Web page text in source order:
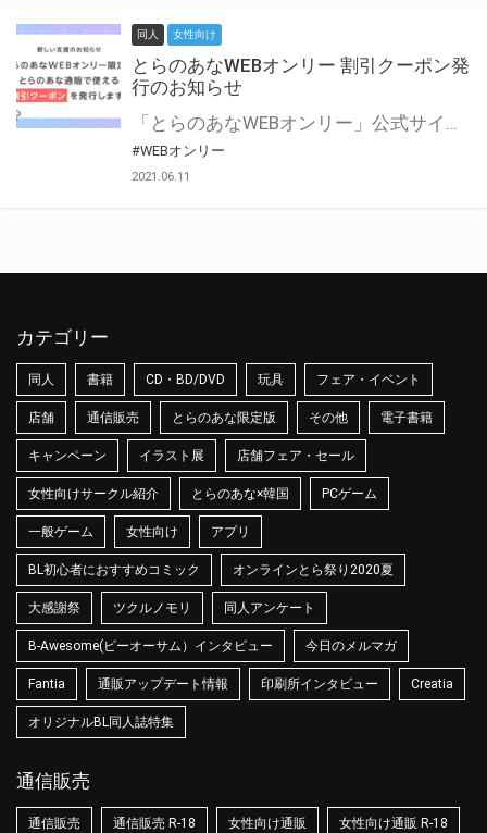
同人 女性向け
とらのあなWEBオンリー 割引クーポン発
行のお知らせ
「とらのあなWEBオンリー」公式サイトでとらのあな通販の「割引クーポン」を配布中！ イベントごとに開催当日限定で使える割引クーポンのシリアルコードを発行します。 とらのあなWEBオンリーのページをチェックして、イベント当日にお得にお買い物を楽しみましょう♪ ※本キャンペーンは予告なく終了する場合がございます。 とらのあなWEBオンリーサイトはこちら
#WEBオンリー
2021.06.11
カテゴリー
同人 書籍 CD・BD/DVD 玩具 フェア・イベント
店舗 通信販売 とらのあな限定版 その他 電子書籍
キャンペーン イラスト展 店舗フェア・セール
女性向けサークル紹介 とらのあな×韓国 PCゲーム
一般ゲーム 女性向け アプリ
BL初心者におすすめコミック オンラインとら祭り2020夏
大感謝祭 ツクルノモリ 同人アンケート
B-Awesome(ビーオーサム）インタビュー 今日のメルマガ
Fantia 通販アップデート情報 印刷所インタビュー Creatia
オリジナルBL同人誌特集
通信販売
通信販売 通信販売 R-18 女性向け通販 女性向け通販 R-18